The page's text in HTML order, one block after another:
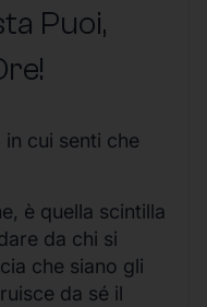
Puoi,
!
cui senti che
è quella scintilla
da chi si
che siano gli
da sé il